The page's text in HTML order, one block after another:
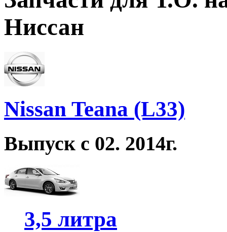
Ниссан
Nissan Teana (L33)
Выпуск с 02. 2014г.
3,5 литра